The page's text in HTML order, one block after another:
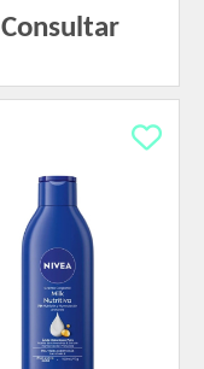
Consultar